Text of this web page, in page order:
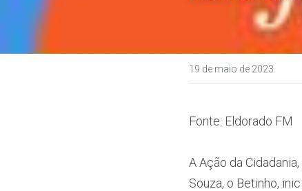
19 de maio de 2023
Fonte: Eldorado FM
A Ação da
Souza, o Betinho,